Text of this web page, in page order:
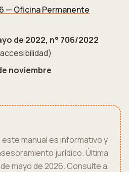
— Oficina Permanente
de 2022, n° 706/2022
noviembre
manual es informativo y
jurídico. Última
mayo de 2026. Consulte a